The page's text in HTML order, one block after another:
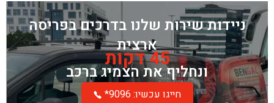
ניידות שירות שלנו בדרכים בפריסה
ארצית
45 דקות
ונחליף את הצמיג ברכב
*חייגו עכשיו: 9096